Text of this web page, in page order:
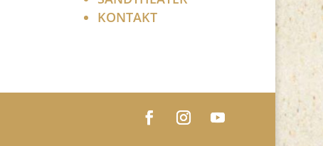
KONTAKT